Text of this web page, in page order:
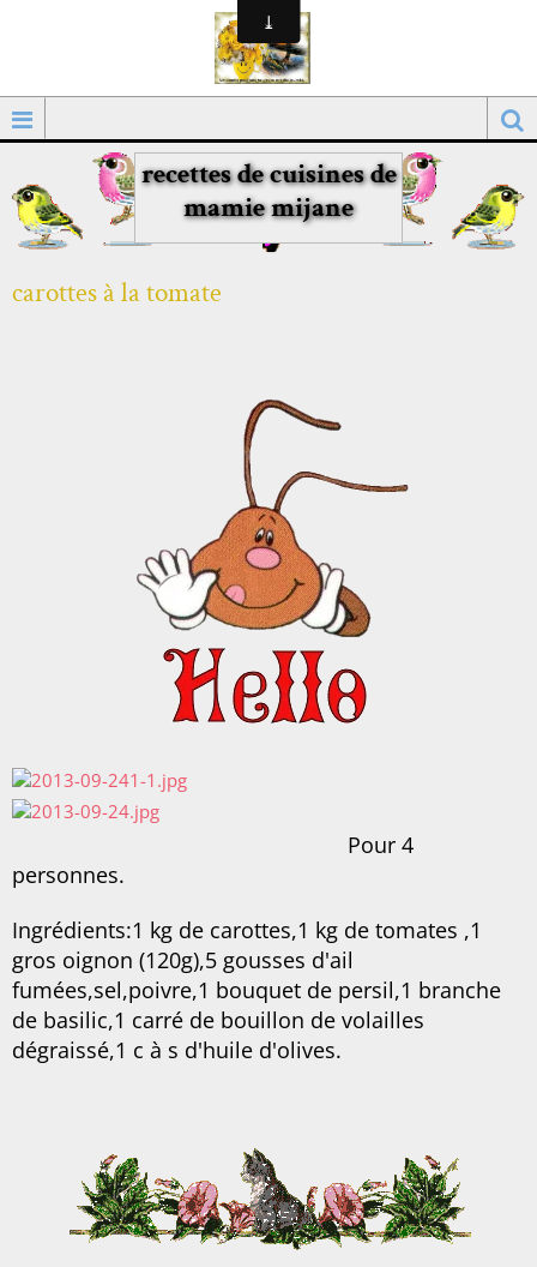
recettes de cuisines de
mamie mijane
carottes à la tomate
Pour 4
personnes.
Ingrédients:1 kg de carottes,1 kg de tomates ,1
gros oignon (120g),5 gousses d'ail
fumées,sel,poivre,1 bouquet de persil,1 branche
de basilic,1 carré de bouillon de volailles
dégraissé,1 c à s d'huile d'olives.